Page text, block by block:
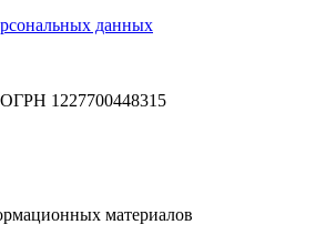
данных
ОГРН 1227700448315
материалов